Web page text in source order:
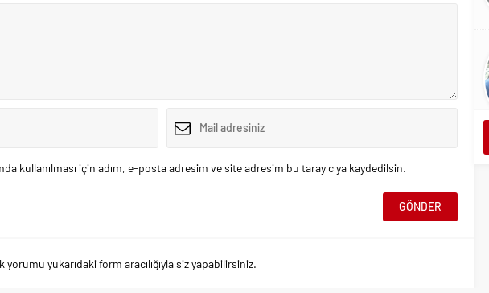
kullanılması için adım, e-posta adresim ve site adresim bu tarayıcıya kaydedilsin.
yorumu yukarıdaki form aracılığıyla siz yapabilirsiniz.